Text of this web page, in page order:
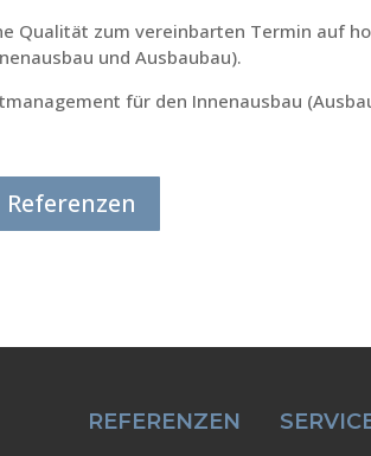
Qualität zum vereinbarten Termin auf
und Ausbaubau).
für den Innenausbau
Referenzen
REFERENZEN